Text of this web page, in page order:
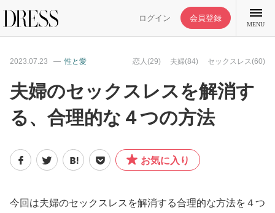
ログイン 会員登録
MENU
特集記事
DRESS部活
2023.07.23 性と愛 恋人(29) 夫婦(84) セックスレス(60)
夫婦のセックスレスを解消す
る、合理的な４つの方法
お気に入り
今回は夫婦のセックスレスを解消する合理的な方法を４つ